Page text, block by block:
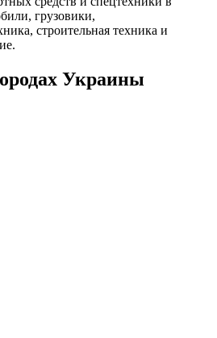
грузовики,
строительная техника и
Украины